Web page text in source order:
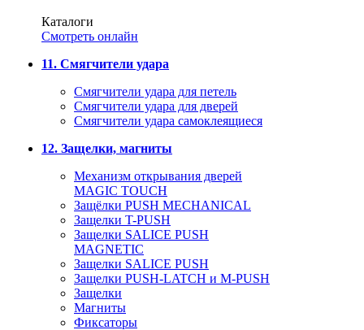
Каталоги
Смотреть онлайн
11. Смягчители удара
Смягчители удара для петель
Смягчители удара для дверей
Cмягчители удара самоклеящиеся
12. Защелки, магниты
Механизм открывания дверей
MAGIC TOUCH
Защёлки PUSH MECHANICAL
Защелки T-PUSH
Защелки SALICE PUSH
MAGNETIC
Защелки SALICE PUSH
Защелки PUSH-LATCH и M-PUSH
Защелки
Магниты
Фиксаторы